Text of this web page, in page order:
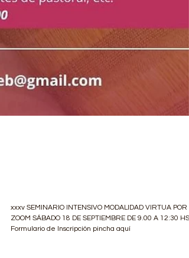
YEXPERIENCIAS DE
SINODALIDAD